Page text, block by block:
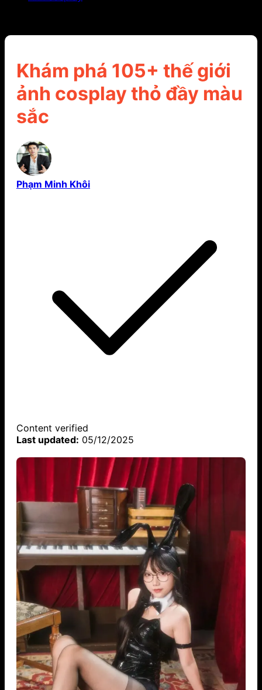
Khám phá 105+ thế giới
ảnh cosplay thỏ đầy màu
sắc
Phạm Minh Khôi
Content verified
Last updated: 05/12/2025